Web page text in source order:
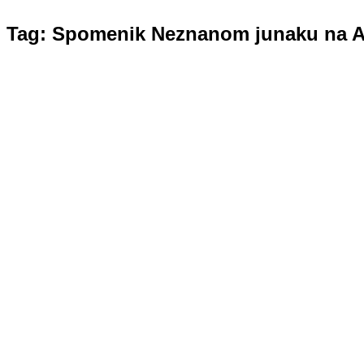
Tag: Spomenik Neznanom junaku na